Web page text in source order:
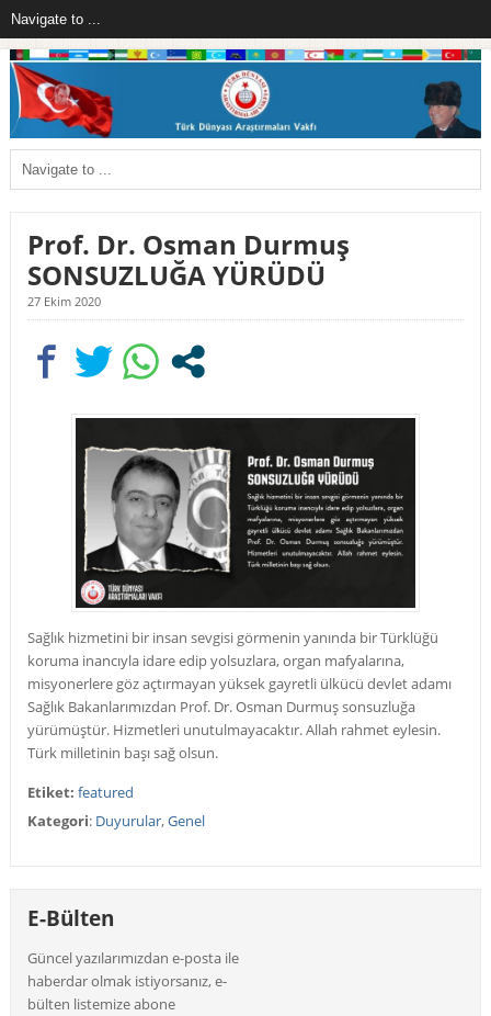
Prof. Dr. Osman Durmuş
SONSUZLUĞA YÜRÜDÜ
27 Ekim 2020
Sağlık hizmetini bir insan sevgisi görmenin yanında bir Türklüğü
koruma inancıyla idare edip yolsuzlara, organ mafyalarına,
misyonerlere göz açtırmayan yüksek gayretli ülkücü devlet adamı
Sağlık Bakanlarımızdan Prof. Dr. Osman Durmuş sonsuzluğa
yürümüştür. Hizmetleri unutulmayacaktır. Allah rahmet eylesin.
Türk milletinin başı sağ olsun.
Etiket: featured
Kategori: Duyurular,Genel
E-Bülten
Güncel yazılarımızdan e-posta ile
haberdar olmak istiyorsanız, e-
bülten listemize abone